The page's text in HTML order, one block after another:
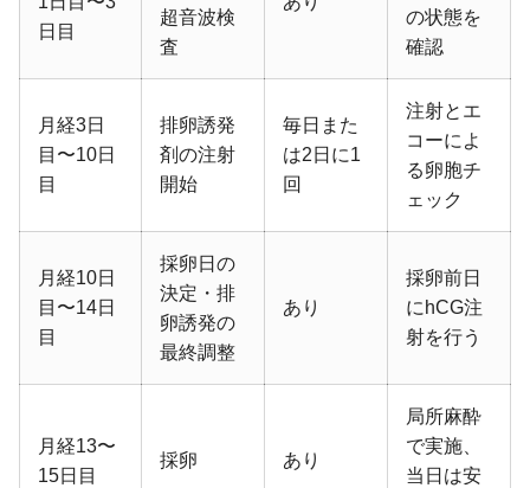
日目
超音波検
査
の状態を
確認
月経3日
目〜10日
目
排卵誘発
剤の注射
開始
毎日また
は2日に1
回
注射とエ
コーによ
る卵胞チ
ェック
月経10日
目〜14日
目
採卵日の
決定・排
卵誘発の
最終調整
あり
採卵前日
にhCG注
射を行う
月経13〜
15日目
採卵 あり
局所麻酔
で実施、
当日は安